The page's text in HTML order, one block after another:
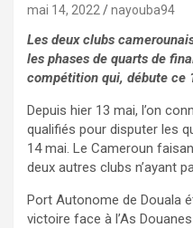
mai 14, 2022 nayouba94
Les deux clubs
les phases de quarts de
compétition qui, débute ce
Depuis hier 13 mai, l’on
qualifiés pour disputer les
14 mai. Le Cameroun
deux autres clubs n’ayant
Port Autonome de Douala
victoire face à l’As